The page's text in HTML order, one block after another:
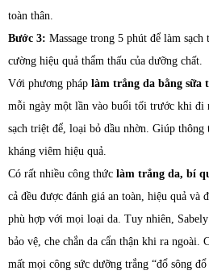
toàn thân.
Bước 3: Massage trong 5 phút để làm
cường hiệu quả thẩm thấu của dưỡng chất.
Với phương pháp làm trắng da bằng sữa
mỗi ngày một lần vào buổi tối trước khi đi
sạch triệt để, loại bỏ dầu nhờn. Giúp thông
kháng viêm hiệu quả.
Có rất nhiều công thức làm trắng da, bí
cả đều được đánh giá an toàn, hiệu quả và
phù hợp với mọi loại da. Tuy nhiên,
bảo vệ, che chắn da cẩn thận khi ra ngoài.
mất mọi công sức dưỡng trắng “đổ sông đổ